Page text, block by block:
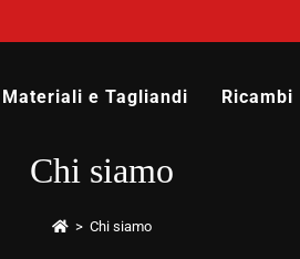
Materiali e Tagliandi Ricambi
Chi siamo
> Chi siamo